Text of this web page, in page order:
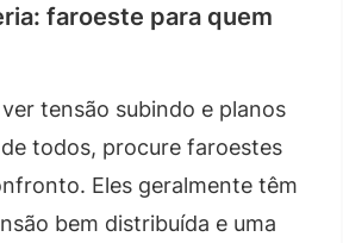
faroeste para quem
tensão subindo e planos
todos, procure faroestes
Eles geralmente têm
bem distribuída e uma